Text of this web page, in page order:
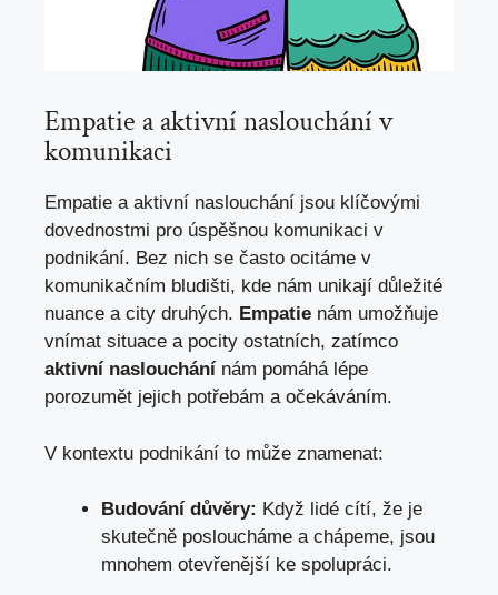
Empatie a aktivní naslouchání v
komunikaci
Empatie a aktivní naslouchání jsou klíčovými
dovednostmi pro úspěšnou komunikaci v
podnikání. Bez nich se často ocitáme v
komunikačním bludišti, kde nám unikají důležité
nuance a city druhých. Empatie nám umožňuje
vnímat situace a pocity ostatních, zatímco
aktivní naslouchání nám pomáhá lépe
porozumět jejich potřebám a očekáváním.
V kontextu podnikání to může znamenat:
Budování důvěry: Když lidé cítí, že je
skutečně posloucháme a chápeme, jsou
mnohem otevřenější ke spolupráci.